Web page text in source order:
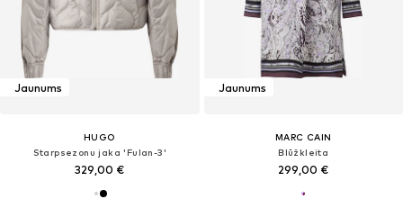
Jaunums
HUGO
Starpsezonu jaka 'Fulan-3'
329,00 €
Jaunums
MARC CAIN
Blūžkleita
299,00 €